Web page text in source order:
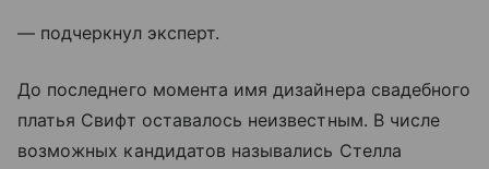
— подчеркнул эксперт.
До последнего момента имя дизайнера свадебного
платья Свифт оставалось неизвестным. В числе
возможных кандидатов назывались Стелла